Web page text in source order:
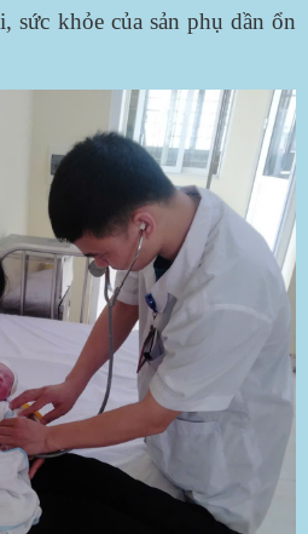
sức khỏe của sản phụ dần ổn